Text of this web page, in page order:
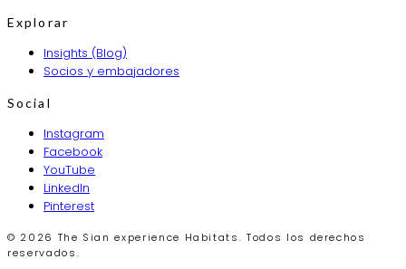
Explorar
Insights (Blog)
Socios y embajadores
Social
Instagram
Facebook
YouTube
LinkedIn
Pinterest
© 2026 The Sian experience Habitats. Todos los derechos
reservados.